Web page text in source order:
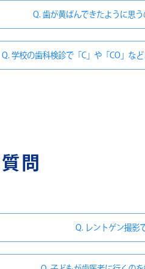
Q. 歯が黄ばんできたように思
Q. 学校の歯科検診で「C」や「CO」な
問
Q. レントゲン撮影